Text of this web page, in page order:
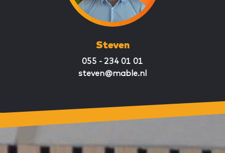
Steven
055 - 234 01 01
steven@mable.nl